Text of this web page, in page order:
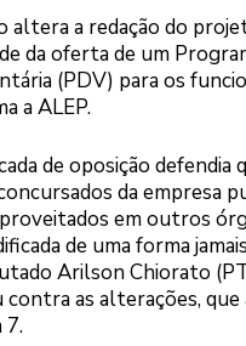
a redação do
da oferta de um
(PDV) para os
a ALEP.
de oposição defendia
da empresa
em outros
de uma forma
Arilson Chiorato
as alterações, que
7.